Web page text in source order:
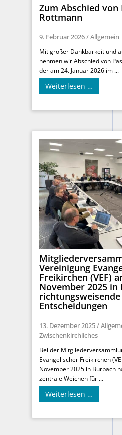
Zum Abschied
Rottmann
9. Februar 2026/Allgemein
Mit großer Dankbarkeit und
nehmen wir Abschied von
der am 24. Januar 2026 im ...
Weiterlesen …
Vereinigung
Freikirchen (VEF)
November 2025
richtungsweisende
Entscheidungen
13. Dezember 2025/
Zwischenkirchliches
Bei der
Evangelischer Freikirchen
November 2025 in Burbach
zentrale Weichen für ...
Weiterlesen …